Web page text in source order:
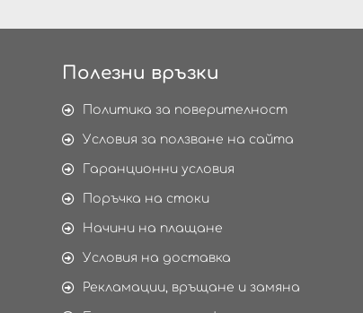
Полезни връзки
Политика за поверителност
Условия за ползване на сайта
Гаранционни условия
Поръчка на стоки
Начини на плащане
Условия на доставка
Рекламации, връщане и замяна